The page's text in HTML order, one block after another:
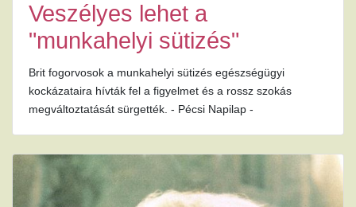
Veszélyes lehet a
"munkahelyi sütizés"
Brit fogorvosok a munkahelyi sütizés egészségügyi
kockázataira hívták fel a figyelmet és a rossz szokás
megváltoztatását sürgették. - Pécsi Napilap -